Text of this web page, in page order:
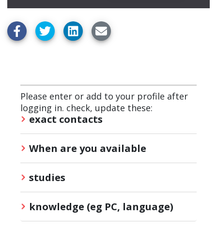
Please enter or add to your profile after
logging in. check, update these:
exact contacts
When are you available
studies
knowledge (eg PC, language)